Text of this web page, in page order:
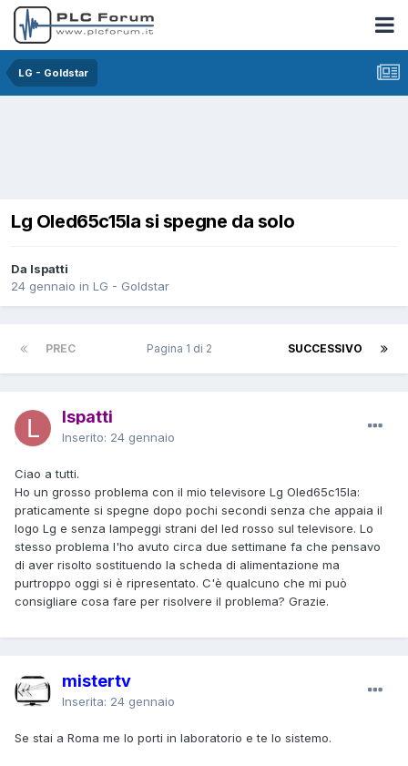
LG - Goldstar
Lg Oled65c15la si spegne da solo
Da lspatti
24 gennaio in LG - Goldstar
PREC SUCCESSIVO
Pagina 1 di 2
lspatti
Inserito: 24 gennaio
Ciao a tutti.
Ho un grosso problema con il mio televisore Lg Oled65c15la:
praticamente si spegne dopo pochi secondi senza che appaia il
logo Lg e senza lampeggi strani del led rosso sul televisore. Lo
stesso problema l'ho avuto circa due settimane fa che pensavo
di aver risolto sostituendo la scheda di alimentazione ma
purtroppo oggi si è ripresentato. C'è qualcuno che mi può
consigliare cosa fare per risolvere il problema? Grazie.
mistertv
Inserita: 24 gennaio
Se stai a Roma me lo porti in laboratorio e te lo sistemo.